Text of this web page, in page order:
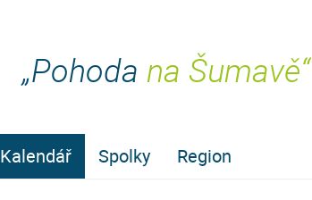
„Pohoda na Šumavě“
Kalendář Spolky Region